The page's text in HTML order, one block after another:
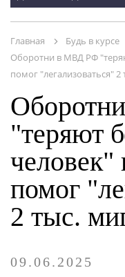
ОНЛАЙН -
Главная Будь в курсе
Оборотни в МВД РФ
помог "легализоваться"
"теряют
человек"
помог
2 тыс.
09.06.2025